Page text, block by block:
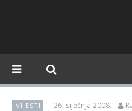
VIJESTI 26. siječnja 2008.